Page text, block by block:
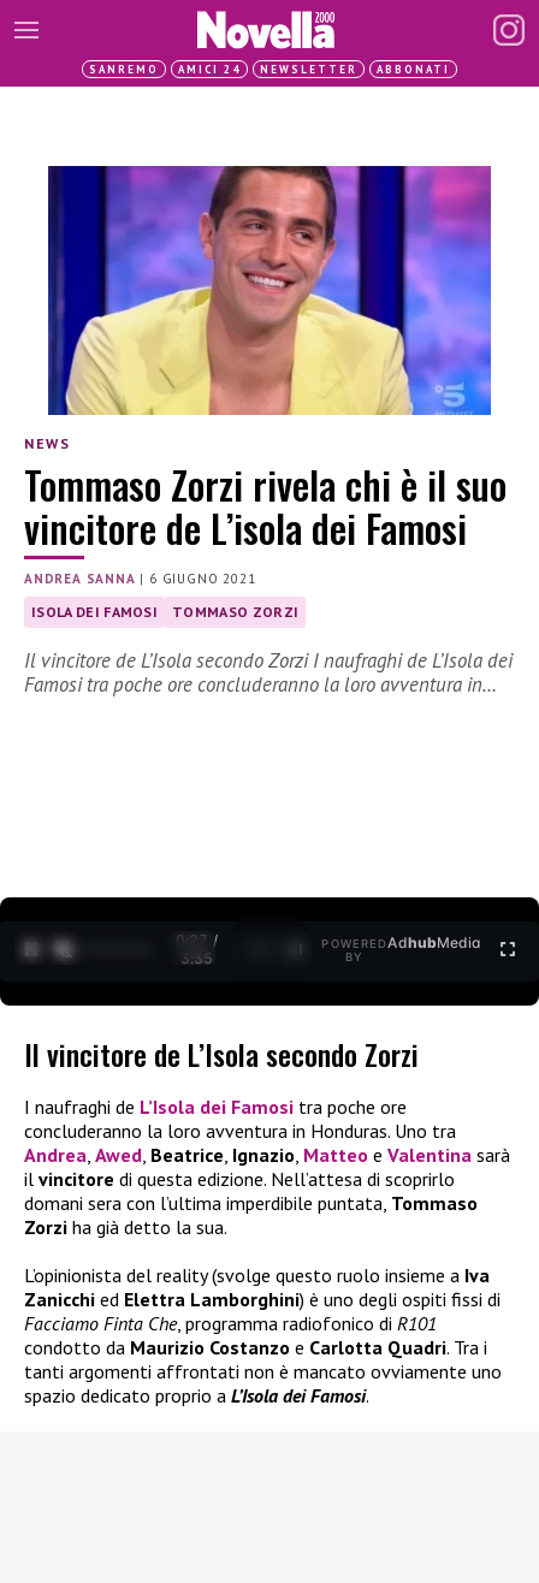
SANREMO AMICI 24 NEWSLETTER ABBONATI
NEWS
Tommaso Zorzi rivela chi è il suo
vincitore de L’isola dei Famosi
ANDREA SANNA | 6 GIUGNO 2021
ISOLA DEI FAMOSI TOMMASO ZORZI
Il vincitore de L’Isola secondo Zorzi I naufraghi de L’Isola dei
Famosi tra poche ore concluderanno la loro avventura in…
0:27 /
3:35
POWERED
BY
AdhubMedia
Il vincitore de L’Isola secondo Zorzi
I naufraghi de L’Isola dei Famosi tra poche ore
concluderanno la loro avventura in Honduras. Uno tra
Andrea, Awed, Beatrice, Ignazio, Matteo e Valentina sarà
il vincitore di questa edizione. Nell’attesa di scoprirlo
domani sera con l’ultima imperdibile puntata, Tommaso
Zorzi ha già detto la sua.
L’opinionista del reality (svolge questo ruolo insieme a Iva
Zanicchi ed Elettra Lamborghini) è uno degli ospiti fissi di
Facciamo Finta Che, programma radiofonico di R101
condotto da Maurizio Costanzo e Carlotta Quadri. Tra i
tanti argomenti affrontati non è mancato ovviamente uno
spazio dedicato proprio a L’Isola dei Famosi.